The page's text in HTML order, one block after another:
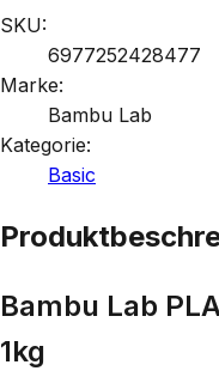
SKU:
6977252428477
Marke:
Bambu Lab
Kategorie:
Basic
Bambu Lab
1kg